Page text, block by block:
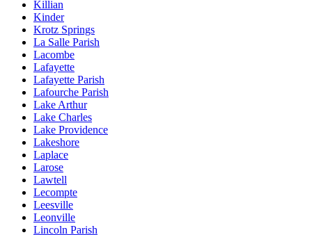
Killian
Kinder
Krotz Springs
La Salle Parish
Lacombe
Lafayette
Lafayette Parish
Lafourche Parish
Lake Arthur
Lake Charles
Lake Providence
Lakeshore
Laplace
Larose
Lawtell
Lecompte
Leesville
Leonville
Lincoln Parish